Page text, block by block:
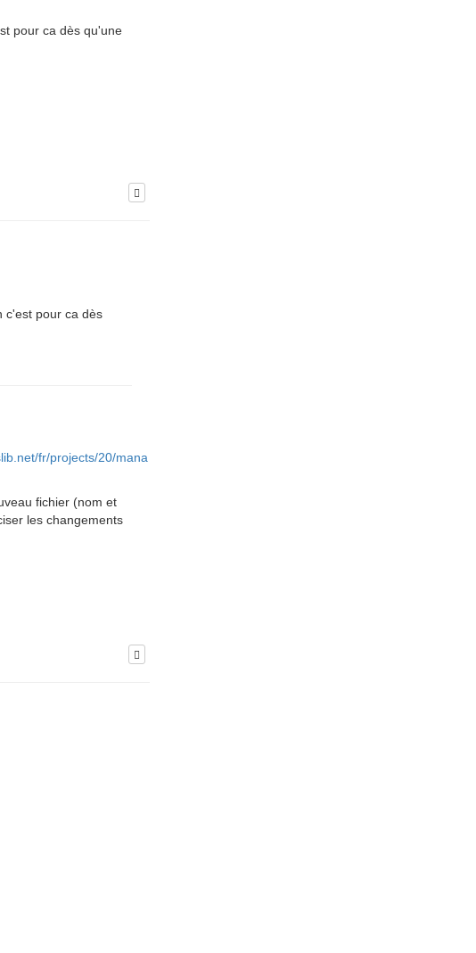
pour ca dès qu'une
c'est pour ca dès
fr/projects/20/mana
fichier (nom et
les changements